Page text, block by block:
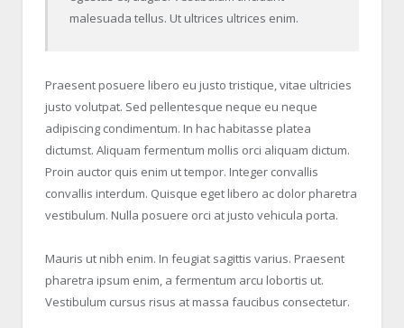
malesuada tellus. Ut ultrices ultrices enim.
Praesent posuere libero eu justo tristique, vitae ultricies
justo volutpat. Sed pellentesque neque eu neque
adipiscing condimentum. In hac habitasse platea
dictumst. Aliquam fermentum mollis orci aliquam dictum.
Proin auctor quis enim ut tempor. Integer convallis
convallis interdum. Quisque eget libero ac dolor pharetra
vestibulum. Nulla posuere orci at justo vehicula porta.
Mauris ut nibh enim. In feugiat sagittis varius. Praesent
pharetra ipsum enim, a fermentum arcu lobortis ut.
Vestibulum cursus risus at massa faucibus consectetur.